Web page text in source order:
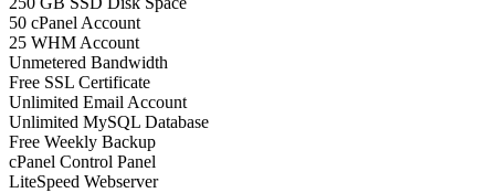
50 cPanel Account
25 WHM Account
Unmetered Bandwidth
Free SSL Certificate
Unlimited Email Account
Unlimited MySQL Database
Free Weekly Backup
cPanel Control Panel
LiteSpeed Webserver